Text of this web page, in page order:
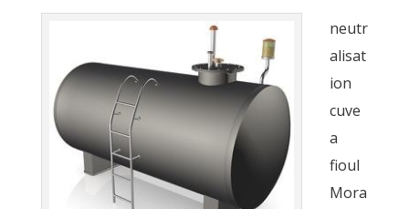
neutr
alisat
ion
cuve
a
fioul
Mora